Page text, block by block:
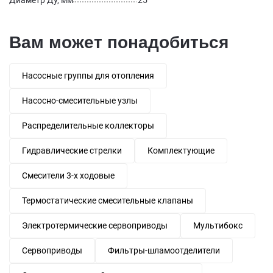
Вам может понадобиться
Насосные группы для отопления
Насосно-смесительные узлы
Распределительные коллекторы
Гидравлические стрелки Комплектующие
Смесители 3-х ходовые
Термостатические смесительные клапаны
Электротермические сервоприводы Мультибокс
Сервоприводы Фильтры-шламоотделители